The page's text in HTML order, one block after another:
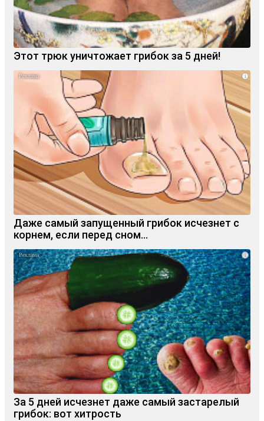
Этот трюк уничтожает грибок за 5 дней!
i
Даже самый запущенный грибок исчезнет с
корнем, если перед сном…
i
За 5 дней исчезнет даже самый застарелый
грибок: вот хитрость